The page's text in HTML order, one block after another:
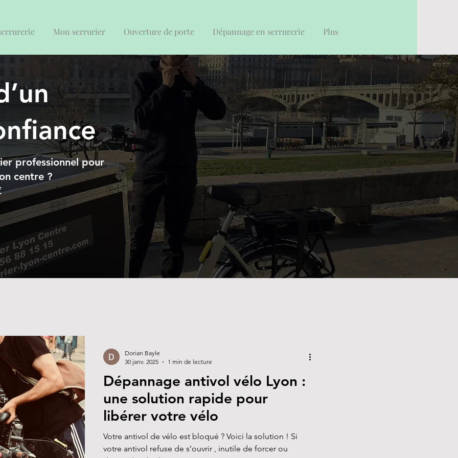
Mon serrurier Ouverture de porte Dépannage en serrurerie Plus
professionnel pour
centre ?
Dépannage antivol vélo Lyon :
une solution rapide pour
libérer votre vélo
Votre antivol de vélo est bloqué ? Voici la solution ! Si
votre antivol refuse de s’ouvrir , inutile de forcer ou
Dorian Bayle
30 janv. 2025
1 min de lecture